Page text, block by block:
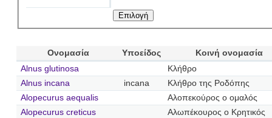
Ονομασία Υποείδος
Κοινή ονομασία
Alnus glutinosa
Κλήθρο
Alnus incana
incana
Κλήθρο της Ροδόπης
Alopecurus aequalis
Αλοπεκούρος ο ομαλός
Alopecurus creticus
Αλωπέκουρος ο Κρητικός